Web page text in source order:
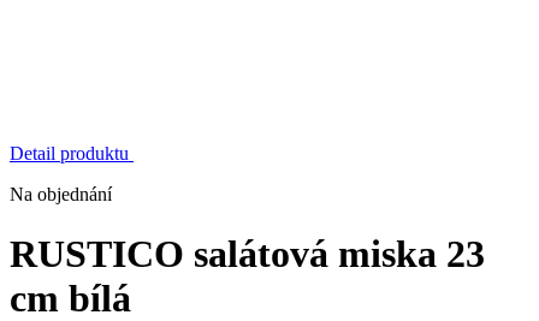
Detail produktu
Na objednání
RUSTICO salátová miska 23
cm bílá